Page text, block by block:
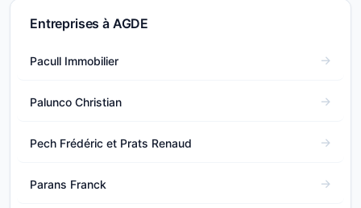
Entreprises à AGDE
Pacull Immobilier
Palunco Christian
Pech Frédéric et Prats Renaud
Parans Franck